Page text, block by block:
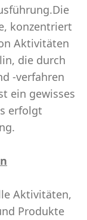
konzentriert
Aktivitäten
die durch
-verfahren
ein gewisses
erfolgt
Aktivitäten,
Produkte